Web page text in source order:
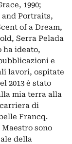
1990;
and Portraits,
of a Dream,
Serra Pelada
ha ideato,
e
lavori, ospitate
2013 è stato
mia terra alla
di
Francq.
sono
della